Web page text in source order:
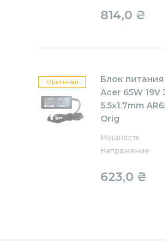
814,0 ₴
Оригинал
Блок
Acer 65W 19V
5.5x1.7mm
Orig
Мощность
Напряжение
623,0 ₴